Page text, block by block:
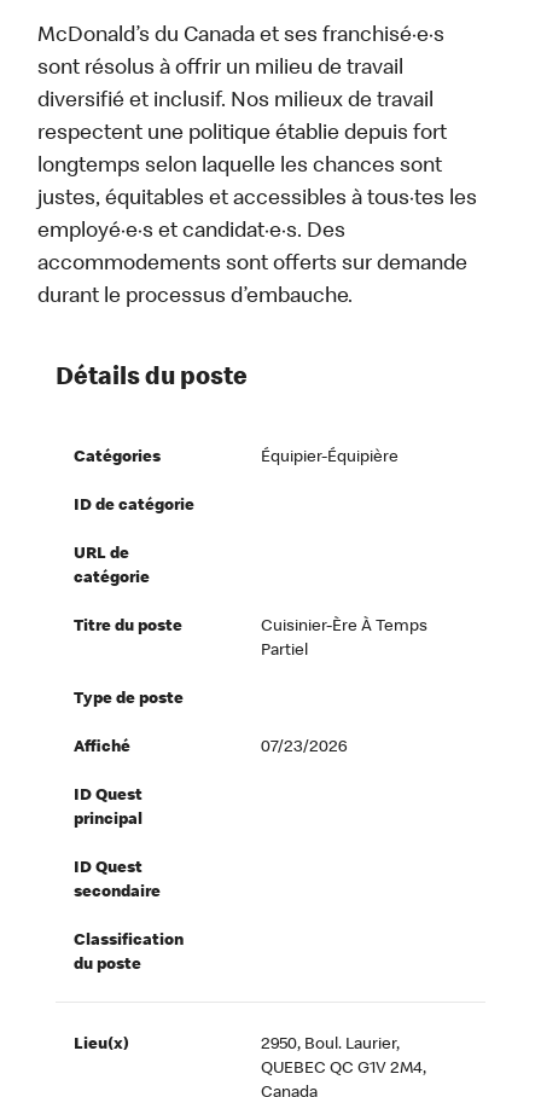
McDonald’s du Canada et ses franchisé·e·s
sont résolus à offrir un milieu de travail
diversifié et inclusif. Nos milieux de travail
respectent une politique établie depuis fort
longtemps selon laquelle les chances sont
justes, équitables et accessibles à tous·tes les
employé·e·s et candidat·e·s. Des
accommodements sont offerts sur demande
durant le processus d’embauche.
Détails du poste
Catégories Équipier-Équipière
ID de catégorie
URL de
catégorie
Titre du poste
Cuisinier-Ère À Temps
Partiel
Type de poste
Affiché 07/23/2026
ID Quest
principal
ID Quest
secondaire
Classification
du poste
Lieu(x)
2950, Boul. Laurier,
QUEBEC QC G1V 2M4,
Canada